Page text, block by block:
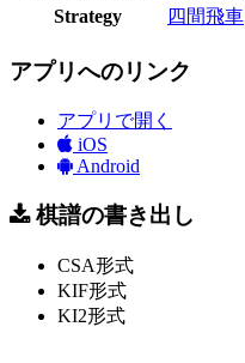
Strategy
四間飛車
アプリへのリンク
アプリで開く
iOS
Android
棋譜の書き出し
CSA形式
KIF形式
KI2形式